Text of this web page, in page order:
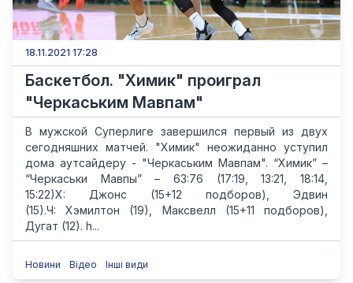
18.11.2021 17:28
Баскетбол. "Химик" проиграл
"Черкаським Мавпам"
В мужской Суперлиге завершился первый из двух
сегодняшних матчей. "Химик" неожиданно уступил
дома аутсайдеру - "Черкаським Мавпам". “Химик” –
“Черкаськи Мавпы” – 63:76 (17:19, 13:21, 18:14,
15:22)Х: Джонс (15+12 подборов), Эдвин
(15).Ч: Хэмилтон (19), Максвелл (15+11 подборов),
Дугат (12). h...
Новини Відео Інші види